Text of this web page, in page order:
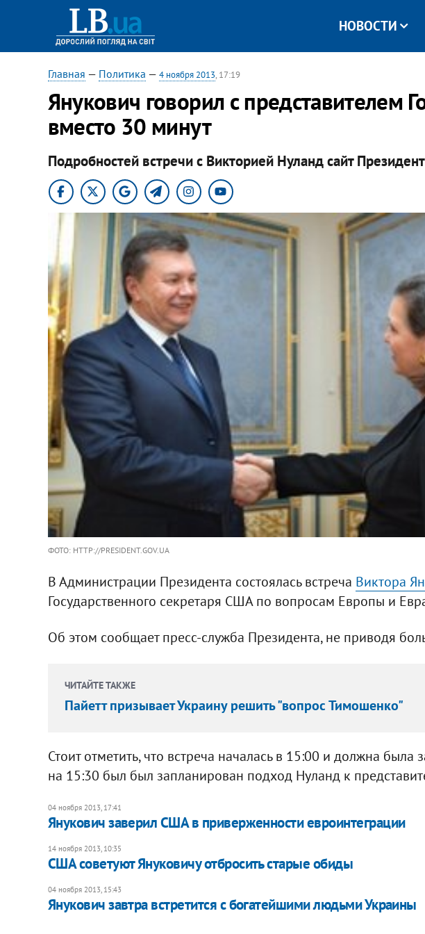
НОВОСТИ
Главная — Политика — 4 ноября 2013, 17:19
Янукович говорил с представителем
вместо 30 минут
Подробностей встречи с Викторией Нуланд сайт
ФОТО: HTTP://PRESIDENT.GOV.UA
В Администрации Президента состоялась встреча Виктора
Государственного секретаря США по вопросам Европы и
Об этом сообщает пресс-служба Президента, не приводя
ЧИТАЙТЕ ТАКЖЕ
Пайетт призывает Украину решить "вопрос Тимошенко"
Стоит отметить, что встреча началась в 15:00 и должна была
на 15:30 был был запланирован подход Нуланд к
04 ноября 2013, 17:41
Янукович заверил США в приверженности евроинтеграции
14 ноября 2013, 10:35
США советуют Януковичу отбросить старые обиды
04 ноября 2013, 15:43
Янукович завтра встретится с богатейшими людьми Украины